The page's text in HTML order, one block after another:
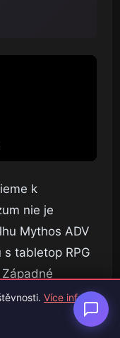
k
nie je
Mythos ADV
tabletop RPG
hráčov,
no zároveň chcú
Více info